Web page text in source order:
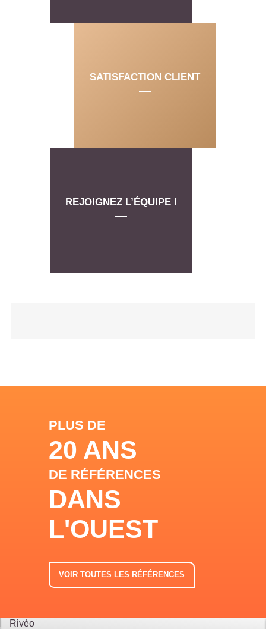
SATISFACTION CLIENT
REJOIGNEZ L’ÉQUIPE !
PLUS DE
20 ANS
DE RÉFÉRENCES
DANS
L'OUEST
VOIR TOUTES LES RÉFÉRENCES